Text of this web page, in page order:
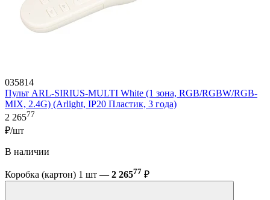
035814
Пульт ARL-SIRIUS-MULTI White (1 зона, RGB/RGBW/RGB-
MIX, 2.4G) (Arlight, IP20 Пластик, 3 года)
2 26577
₽/шт
В наличии
Коробка (картон) 1 шт — 2 26577 ₽